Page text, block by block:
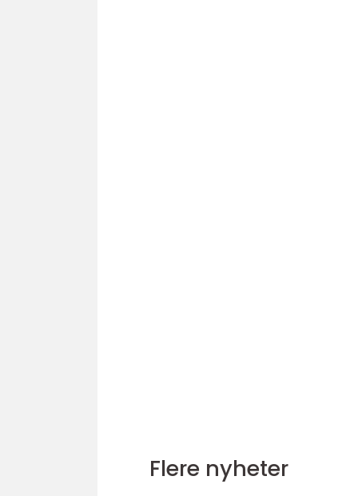
Flere nyheter